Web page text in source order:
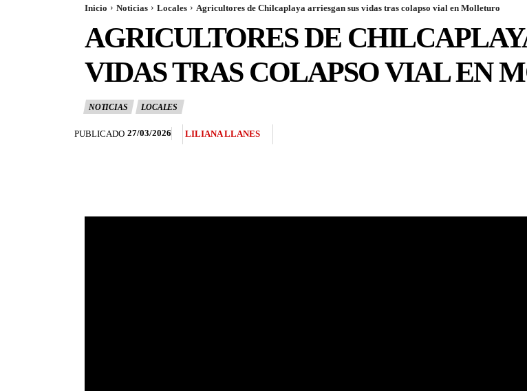
Inicio Noticias Locales Agricultores de Chilcaplaya arriesgan sus vidas tras colapso vial en Molleturo
AGRICULTORES DE
VIDAS TRAS COLAPSO VIAL EN
NOTICIAS LOCALES
PUBLICADO 27/03/2026 LILIANA LLANES